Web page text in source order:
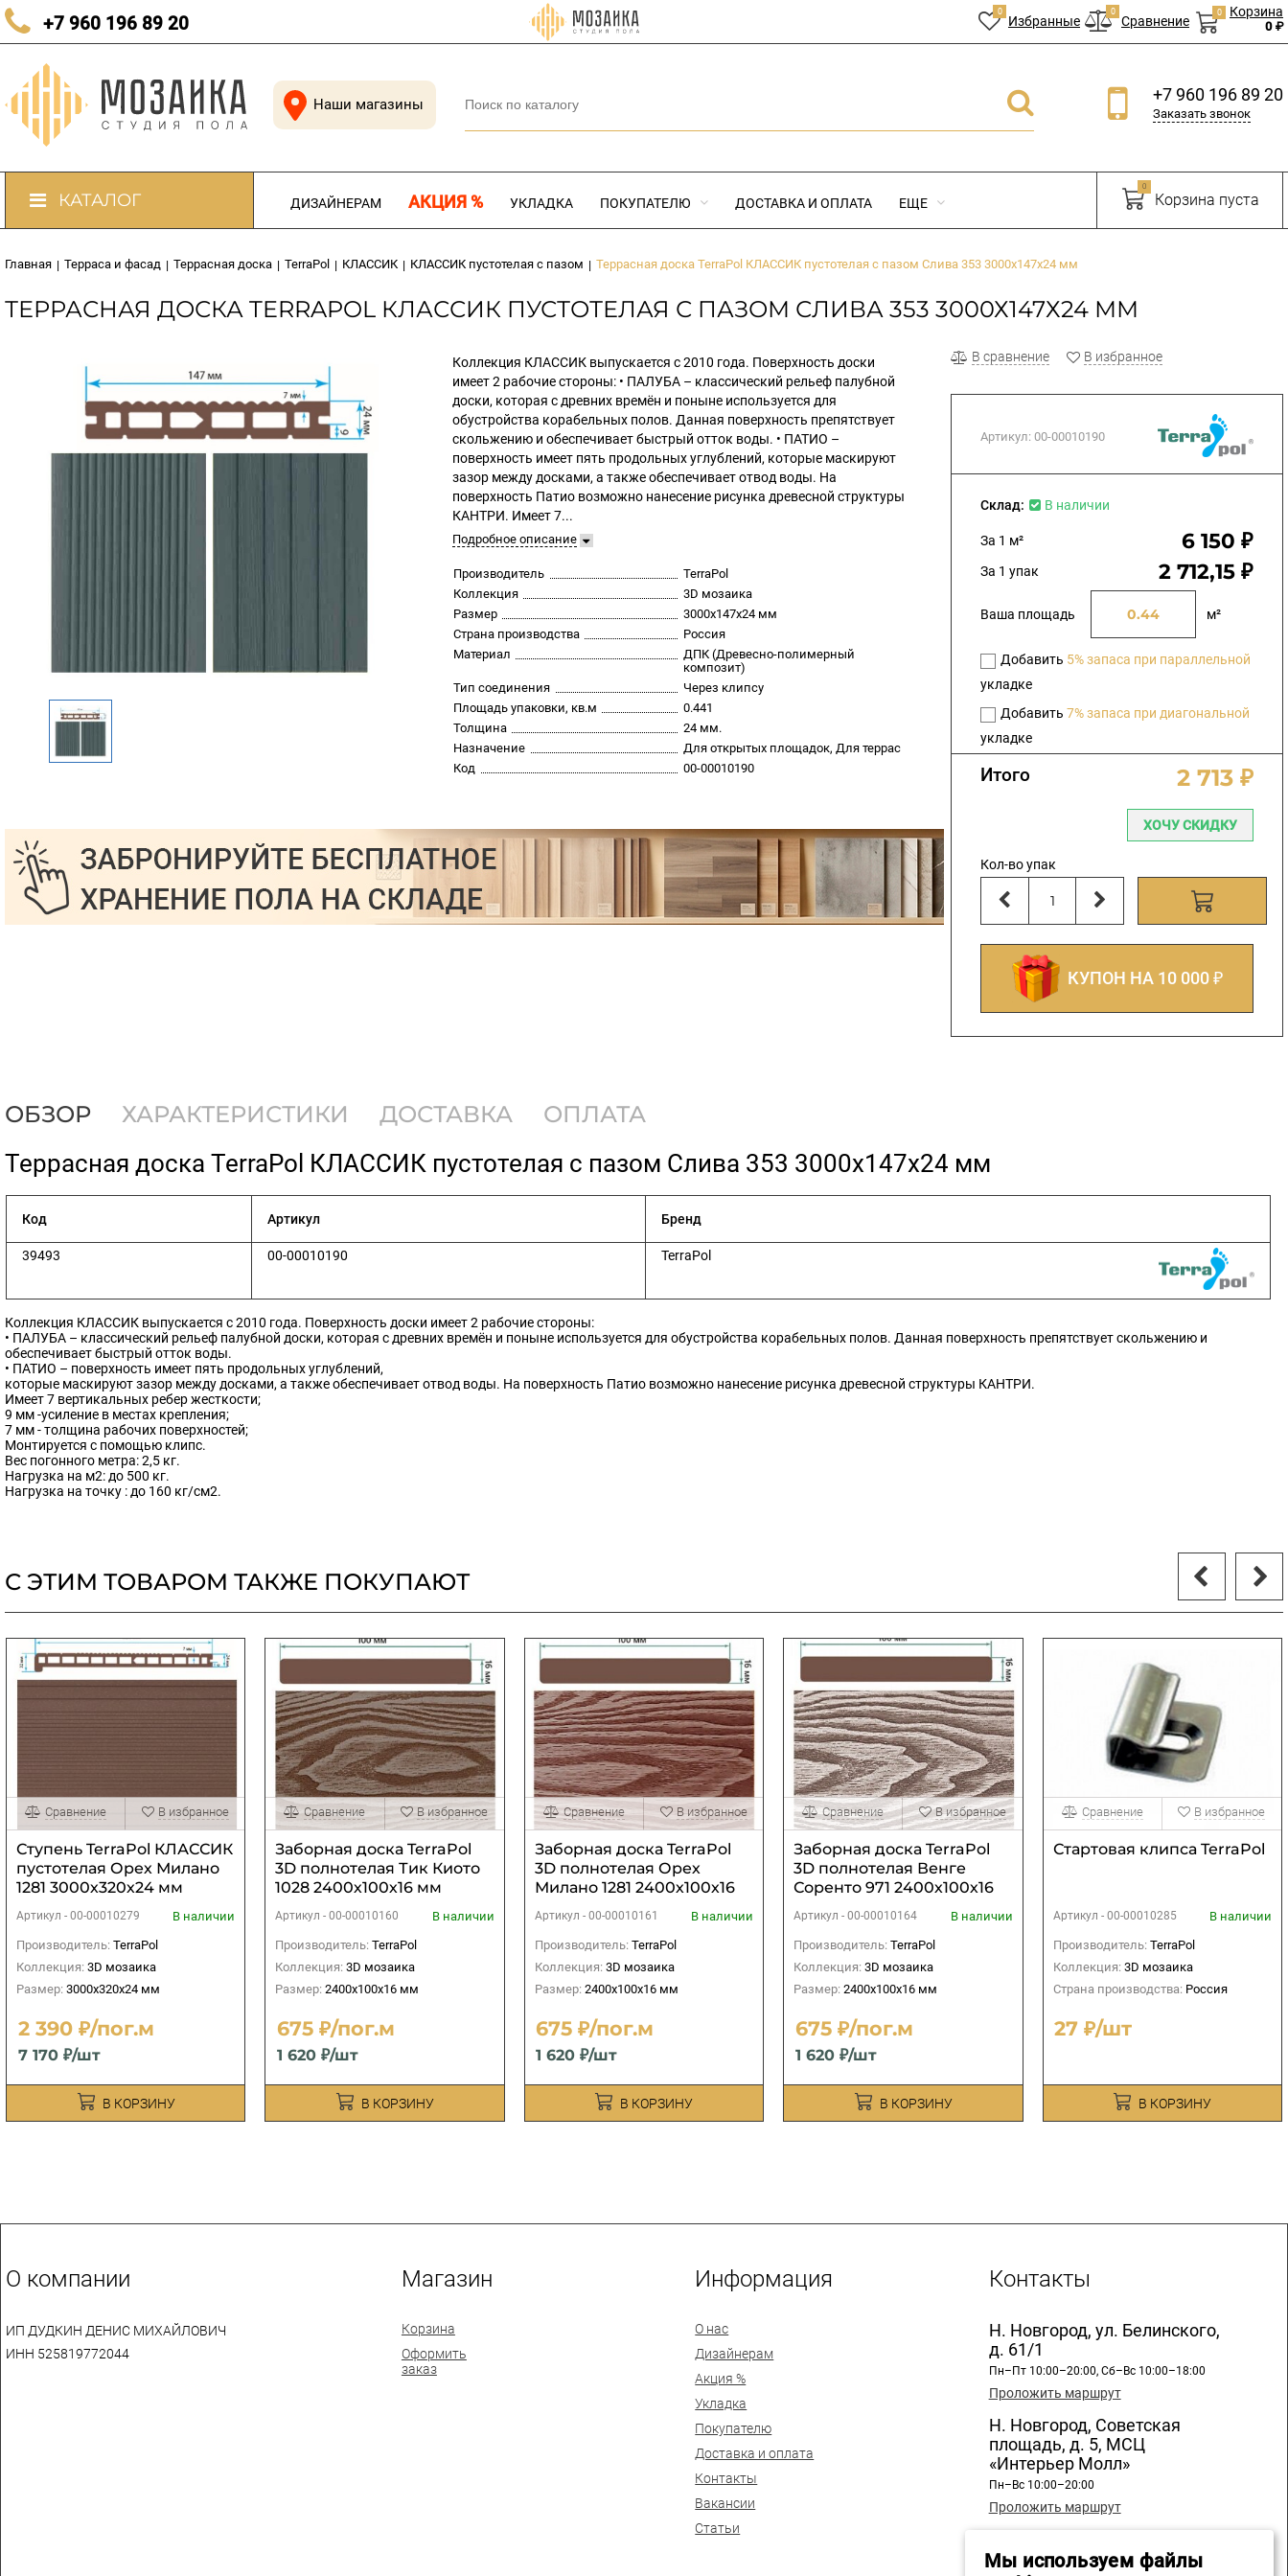
0
Избранные
0
Сравнение
0 Корзина
0 ₽
+7 960 196 89 20
КАЧЕСТВЕННЫЙ ПОЛ В КАЖДЫЙ ДОМ
Наши магазины +7 960 196 89 20
Заказать звонок
КАТАЛОГ Корзина пуста
0
ДИЗАЙНЕРАМ АКЦИЯ % УКЛАДКА ПОКУПАТЕЛЮ ДОСТАВКА И ОПЛАТА ЕЩЕ
Главная | Терраса и фасад | Террасная доска | TerraPol | КЛАССИК | КЛАССИК пустотелая с пазом | Террасная доска TerraPol КЛАССИК пустотелая с пазом Слива 353 3000х147х24 мм
ТЕРРАСНАЯ ДОСКА TERRAPOL КЛАССИК ПУСТОТЕЛАЯ С ПАЗОМ СЛИВА 353 3000Х147Х24 ММ
В сравнение В избранное
Артикул:00-00010190
Склад: В наличии
За 1 м² 6 150 ₽
За 1 упак 2 712,15 ₽
Ваша площадь м²
Добавить 5% запаса при параллельной
укладке
Добавить7% запаса при диагональной
укладке
Итого 2 713 ₽
ХОЧУ СКИДКУ
Кол-во упак
КУПОН НА 10 000 ₽
Коллекция КЛАССИК выпускается с 2010 года. Поверхность доски
имеет 2 рабочие стороны: • ПАЛУБА – классический рельеф палубной
доски, которая с древних времён и поныне используется для
обустройства корабельных полов. Данная поверхность препятствует
скольжению и обеспечивает быстрый отток воды. • ПАТИО –
поверхность имеет пять продольных углублений, которые маскируют
зазор между досками, а также обеспечивает отвод воды. На
поверхность Патио возможно нанесение рисунка древесной структуры
КАНТРИ. Имеет 7...
Подробное описание
Производитель
TerraPol
Коллекция
3D мозаика
Размер
3000х147х24 мм
Страна производства
Россия
Материал
ДПК (Древесно-полимерный
композит)
Тип соединения
Через клипсу
Площадь упаковки, кв.м
0.441
Толщина
24 мм.
Назначение
Для открытых площадок, Для террас
Код
00-00010190
ОБЗОР ХАРАКТЕРИСТИКИ ДОСТАВКА ОПЛАТА
​Террасная доска TerraPol КЛАССИК пустотелая с пазом Слива 353 3000х147х24 мм
Код Артикул Бренд
39493 00-00010190 TerraPol
Коллекция КЛАССИК выпускается с 2010 года. Поверхность доски имеет 2 рабочие стороны:
• ПАЛУБА – классический рельеф палубной доски, которая с древних времён и поныне используется для обустройства корабельных полов. Данная поверхность препятствует скольжению и
обеспечивает быстрый отток воды.
• ПАТИО – поверхность имеет пять продольных углублений,
которые маскируют зазор между досками, а также обеспечивает отвод воды. На поверхность Патио возможно нанесение рисунка древесной структуры КАНТРИ.
Имеет 7 вертикальных ребер жесткости;
9 мм -усиление в местах крепления;
7 мм - толщина рабочих поверхностей;
Монтируется с помощью клипс.
Вес погонного метра: 2,5 кг.
Нагрузка на м2: до 500 кг.
Нагрузка на точку : до 160 кг/см2.
С ЭТИМ ТОВАРОМ ТАКЖЕ ПОКУПАЮТ
Ступень TerraPol КЛАССИК
пустотелая Орех Милано
1281 3000х320х24 мм
Артикул - 00-00010279
В наличии
Производитель: TerraPol
Коллекция: 3D мозаика
Размер: 3000х320х24 мм
2 390 ₽/пог.м
7 170 ₽/шт
В КОРЗИНУ
Сравнение В избранное
Заборная доска TerraPol
3D полнотелая Тик Киото
1028 2400х100х16 мм
Артикул -00-00010160
В наличии
Производитель: TerraPol
Коллекция: 3D мозаика
Размер: 2400х100х16 мм
675 ₽/пог.м
1 620 ₽/шт
В КОРЗИНУ
Сравнение В избранное
Заборная доска TerraPol
3D полнотелая Орех
Милано 1281 2400х100х16
мм
Артикул - 00-00010161
В наличии
Производитель: TerraPol
Коллекция: 3D мозаика
Размер: 2400х100х16 мм
675 ₽/пог.м
1 620 ₽/шт
В КОРЗИНУ
Сравнение В избранное
Заборная доска TerraPol
3D полнотелая Венге
Соренто 971 2400х100х16
мм
Артикул -00-00010164
В наличии
Производитель: TerraPol
Коллекция: 3D мозаика
Размер: 2400х100х16 мм
675 ₽/пог.м
1 620 ₽/шт
В КОРЗИНУ
Сравнение В избранное
Стартовая клипса TerraPol
Артикул - 00-00010285
В наличии
Производитель: TerraPol
Коллекция: 3D мозаика
Страна производства: Россия
27 ₽/шт
В КОРЗИНУ
Сравнение В избранное
О компании
ИП ДУДКИН ДЕНИС МИХАЙЛОВИЧ
ИНН 525819772044
Магазин
Корзина
Оформить
заказ
Информация
О нас
Дизайнерам
Акция %
Укладка
Покупателю
Доставка и оплата
Контакты
Вакансии
Статьи
Контакты
Н. Новгород, ул. Белинского,
д. 61/1
Пн–Пт 10:00–20:00, Сб–Вс 10:00–18:00
Проложить маршрут
Н. Новгород, Советская
площадь, д. 5, МСЦ
«Интерьер Молл»
Пн–Вс 10:00–20:00
Проложить маршрут
13, СЦ «Бекетов»
Мы используем файлы